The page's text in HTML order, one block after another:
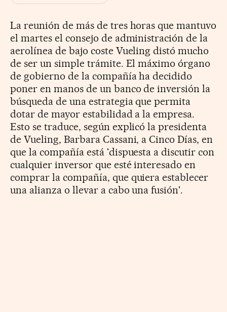
La reunión de más de tres horas que mantuvo
el martes el consejo de administración de la
aerolínea de bajo coste Vueling distó mucho
de ser un simple trámite. El máximo órgano
de gobierno de la compañía ha decidido
poner en manos de un banco de inversión la
búsqueda de una estrategia que permita
dotar de mayor estabilidad a la empresa.
Esto se traduce, según explicó la presidenta
de Vueling, Barbara Cassani, a Cinco Días, en
que la compañía está 'dispuesta a discutir con
cualquier inversor que esté interesado en
comprar la compañía, que quiera establecer
una alianza o llevar a cabo una fusión'.